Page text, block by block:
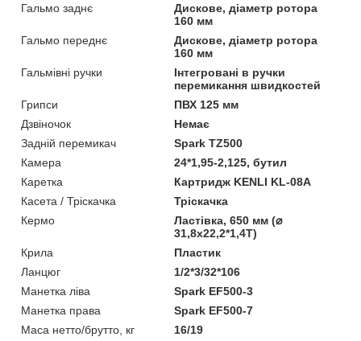
Гальмо заднє
Дискове, діаметр ротора
160 мм
Гальмо переднє
Дискове, діаметр ротора
160 мм
Гальмівні ручки
Інтегровані в ручки
перемикання швидкостей
Грипси
ПВХ 125 мм
Дзвіночок
Немає
Задній перемикач
Spark TZ500
Камера
24*1,95-2,125, бутил
Каретка
Картридж KENLI KL-08A
Касета / Тріскачка
Тріскачка
Кермо
Ластівка, 650 мм (⌀
31,8х22,2*1,4Т)
Крила
Пластик
Ланцюг
1/2*3/32*106
Манетка ліва
Spark EF500-3
Манетка права
Spark EF500-7
Маса нетто/брутто, кг
16/19